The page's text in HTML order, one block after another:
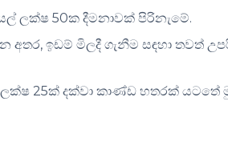
ලක්ෂ 50ක දීමනාවක් පිරිනැමේ.
ඉඩම් මිලදී ගැනීම සඳහා තවත්
25ක් දක්වා කාණ්ඩ හතරක් යටතේ